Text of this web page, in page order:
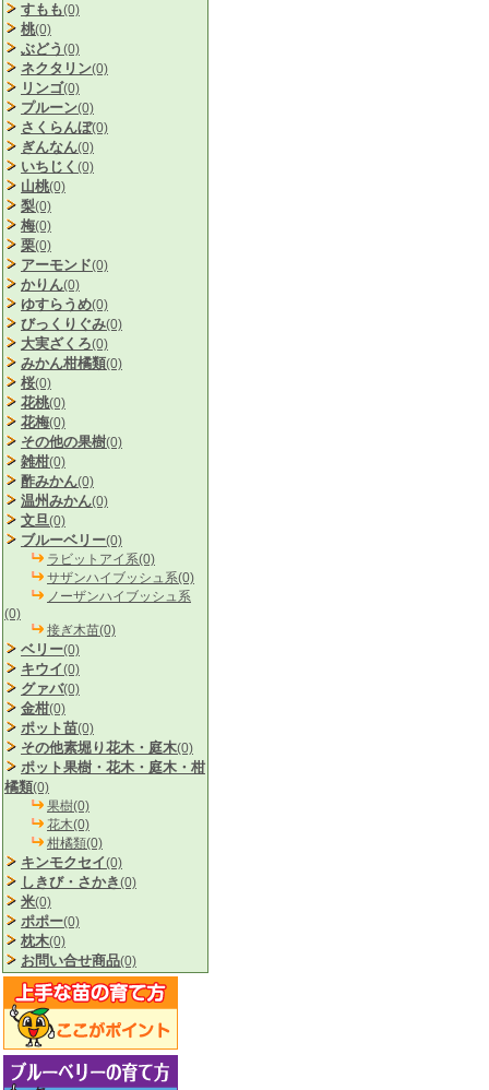
すもも(0)
桃(0)
ぶどう (0)
ネクタリン(0)
リンゴ(0)
プルーン(0)
さくらんぼ(0)
ぎんなん(0)
いちじく (0)
山桃(0)
梨(0)
梅(0)
栗(0)
アーモンド(0)
かりん(0)
ゆすらうめ(0)
びっくりぐみ(0)
大実ざくろ(0)
みかん柑橘類(0)
桜(0)
花桃(0)
花梅(0)
その他の果樹(0)
雑柑(0)
酢みかん(0)
温州みかん(0)
文旦(0)
ブルーベリー(0)
ラビットアイ系(0)
サザンハイブッシュ系(0)
ノーザンハイブッシュ系
(0)
接ぎ木苗(0)
ベリー(0)
キウイ(0)
グァバ(0)
金柑(0)
ポット苗(0)
その他素堀り花木・庭木(0)
ポット果樹・花木・庭木・柑
橘類(0)
果樹(0)
花木(0)
柑橘類(0)
キンモクセイ(0)
しきび・さかき(0)
米(0)
ポポー(0)
枕木(0)
お問い合せ商品(0)